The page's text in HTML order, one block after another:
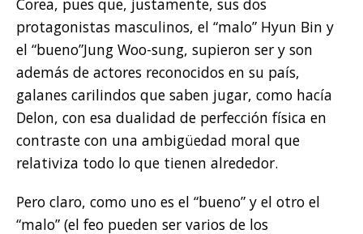
Corea, pues que, justamente, sus dos
protagonistas masculinos, el “malo” Hyun Bin y
el “bueno”Jung Woo-sung, supieron ser y son
además de actores reconocidos en su país,
galanes carilindos que saben jugar, como hacía
Delon, con esa dualidad de perfección física en
contraste con una ambigüedad moral que
relativiza todo lo que tienen alrededor.
Pero claro, como uno es el “bueno” y el otro el
“malo” (el feo pueden ser varios de los